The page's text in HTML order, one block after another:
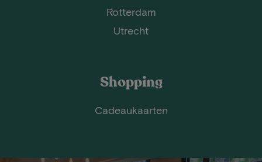
Rotterdam
Utrecht
Shopping
Cadeaukaarten